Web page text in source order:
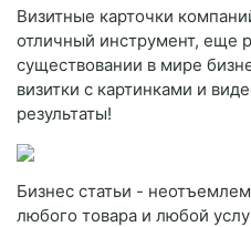
Визитные карточки
отличный инструмент, еще
существовании в мире
визитки с картинками и
результаты!
Бизнес статьи -
любого товара и любой